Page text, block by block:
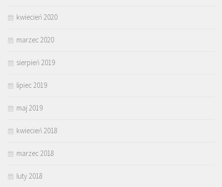
kwiecień 2020
marzec 2020
sierpień 2019
lipiec 2019
maj 2019
kwiecień 2018
marzec 2018
luty 2018